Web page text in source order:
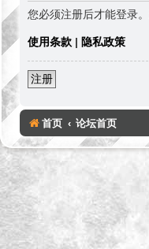
您必须注册后才能登录
使用条款 | 隐私政策
注册
首页 论坛首页